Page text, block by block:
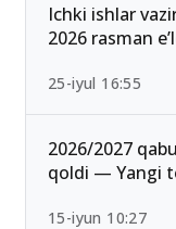
Ichki ishlar
2026 rasman
25-iyul 16:55
2026/2027
qoldi — Yangi
15-iyun 10:27